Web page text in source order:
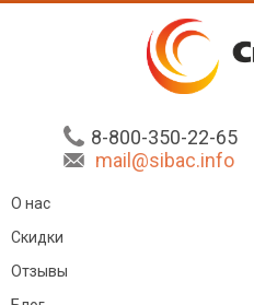
8-800-350-22-65
mail@sibac.info
О нас
Скидки
Отзывы